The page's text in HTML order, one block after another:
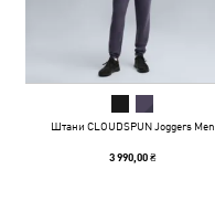
Штани CLOUDSPUN Joggers Men
3 990,00 ₴